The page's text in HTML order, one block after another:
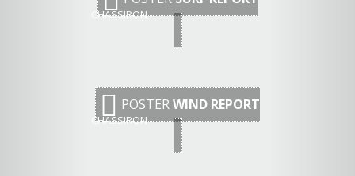
CHASSIRON
POSTERWIND REPORT
CHASSIRON